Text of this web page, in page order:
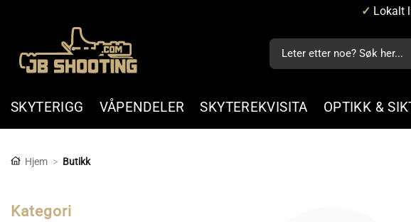
content
✓ Lokalt
Søk
etter:
SKYTERIGG VÅPENDELER SKYTEREKVISITA OPTIKK &
Hjem > Butikk
Kategori